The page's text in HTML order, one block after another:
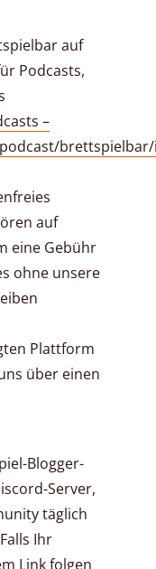
auf
Podcasts,
–
brettspielbar/
auf
eine Gebühr
ohne unsere
Plattform
über einen
Blogger-
Server,
täglich
Ihr
Link folgen